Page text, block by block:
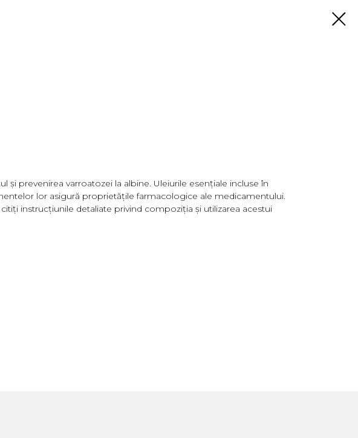
și prevenirea varroatozei la albine. Uleiurile esențiale incluse în
lor asigură proprietățile farmacologice ale medicamentului.
instrucțiunile detaliate privind compoziția și utilizarea acestui